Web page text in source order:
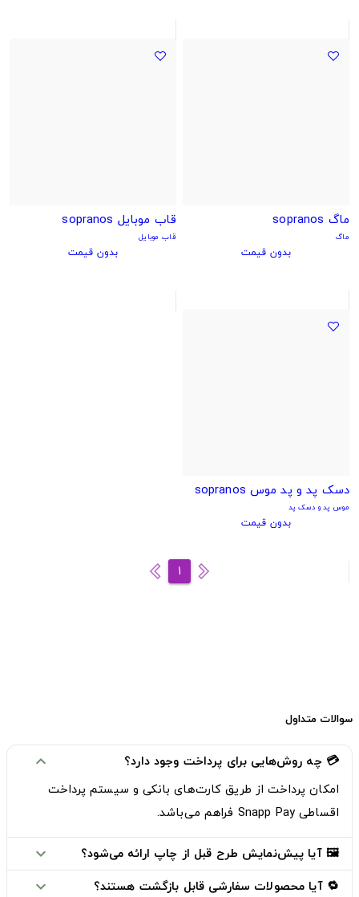
ماگ sopranos
ماگ
بدون قیمت
قاب موبایل sopranos
قاب موبایل
بدون قیمت
دسک پد و پد موس sopranos
موس پد و دسک پد
بدون قیمت
1
سوالات متداول
💳 چه روش‌هایی برای پرداخت وجود دارد؟ expand_more
امکان پرداخت از طریق کارت‌های بانکیو سیستم پرداخت
اقساطی Snapp Pay
فراهم می‌باشد.
🖼️ آیا پیش‌نمایش طرح قبل از چاپ ارائه می‌شود؟ expand_more
🔁 آیا محصولات سفارشی قابل بازگشت هستند؟ expand_more